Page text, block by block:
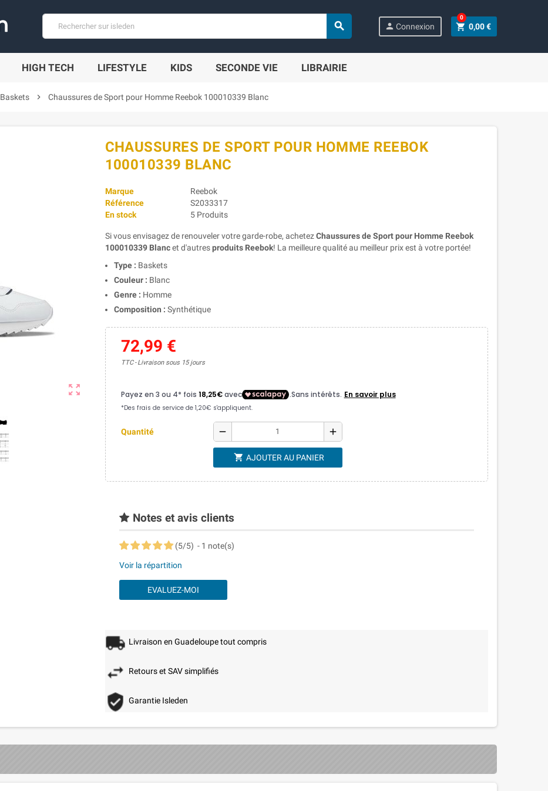
 person Connexion shopping_cart 0,00 €
0
HIGH TECH LIFESTYLE KIDS SECONDE VIE LIBRAIRIE
Baskets chevron_right Chaussures de Sport pour Homme Reebok 100010339 Blanc
zoom_out_map
CHAUSSURES DE SPORT POUR HOMME REEBOK
100010339 BLANC
Marque
Reebok
Référence
S2033317
En stock
5 Produits
Si vous envisagez de renouveler votre garde-robe, achetezChaussures de Sport pour Homme Reebok
100010339 Blancet d'autresproduits Reebok! La meilleure qualité au meilleur prix est à votre portée!
Type : Baskets
Couleur : Blanc
Genre : Homme
Composition : Synthétique
72,99 €
TTC Livraison sous 15 jours
Quantité remove add
shopping_cart AJOUTER AU PANIER
Notes et avis clients
(5/5) - 1 note(s)
Voir la répartition
EVALUEZ-MOI
Livraison en Guadeloupe tout compris
Retours et SAV simplifiés
Garantie Isleden